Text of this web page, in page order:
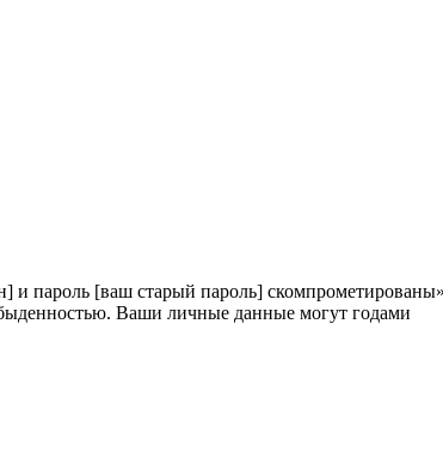
и пароль [ваш старый пароль]
Ваши личные данные могут годами